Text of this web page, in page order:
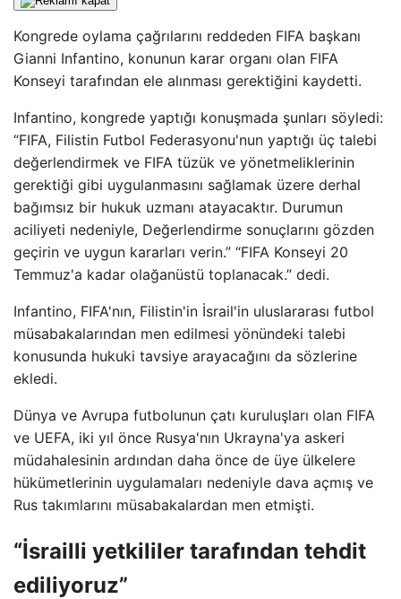
Kongrede oylama çağrılarını reddeden FIFA başkanı
Gianni Infantino, konunun karar organı olan FIFA
Konseyi tarafından ele alınması gerektiğini kaydetti.
Infantino, kongrede yaptığı konuşmada şunları söyledi:
“FIFA, Filistin Futbol Federasyonu'nun yaptığı üç talebi
değerlendirmek ve FIFA tüzük ve yönetmeliklerinin
gerektiği gibi uygulanmasını sağlamak üzere derhal
bağımsız bir hukuk uzmanı atayacaktır. Durumun
aciliyeti nedeniyle, Değerlendirme sonuçlarını gözden
geçirin ve uygun kararları verin.” “FIFA Konseyi 20
Temmuz'a kadar olağanüstü toplanacak.” dedi.
Infantino, FIFA'nın, Filistin'in İsrail'in uluslararası futbol
müsabakalarından men edilmesi yönündeki talebi
konusunda hukuki tavsiye arayacağını da sözlerine
ekledi.
Dünya ve Avrupa futbolunun çatı kuruluşları olan FIFA
ve UEFA, iki yıl önce Rusya'nın Ukrayna'ya askeri
müdahalesinin ardından daha önce de üye ülkelere
hükümetlerinin uygulamaları nedeniyle dava açmış ve
Rus takımlarını müsabakalardan men etmişti.
“İsrailli yetkililer tarafından tehdit
ediliyoruz”